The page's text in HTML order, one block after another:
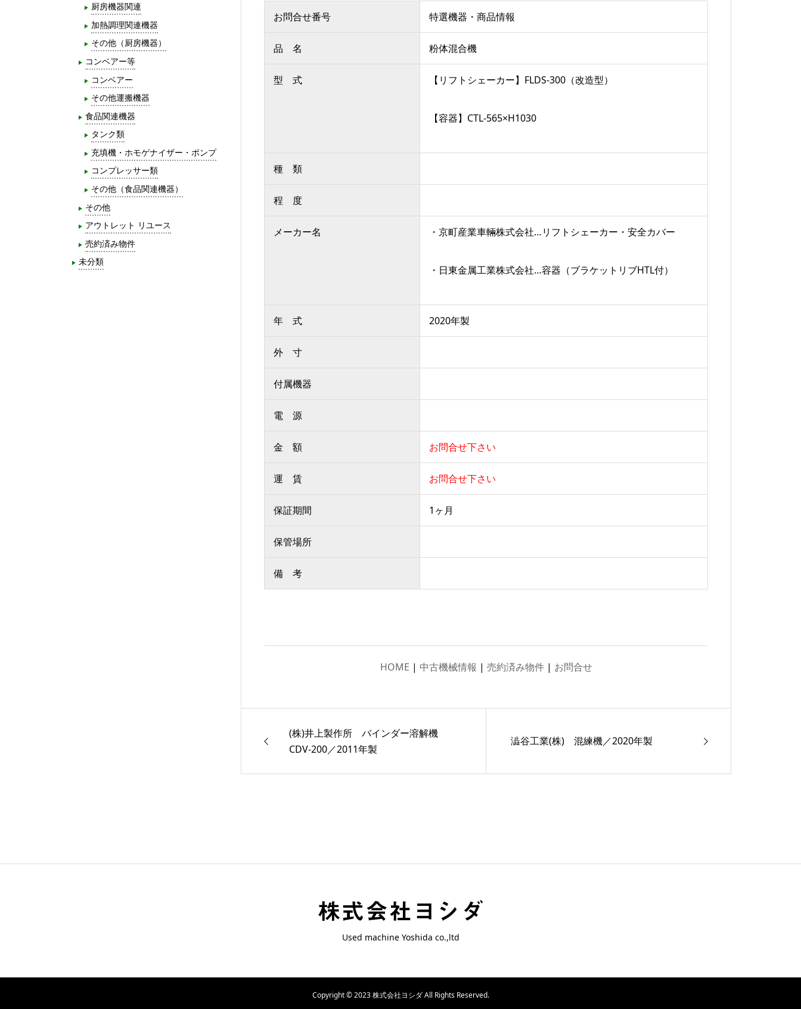
お問合せ番号 特選機器・商品情報
品 名 粉体混合機
型 式 【リフトシェーカー】FLDS-300（改造型）
【容器】CTL-565×H1030
種 類
程 度
メーカー名 ・京町産業車輛株式会社…リフトシェーカー・安全カバー
・日東金属工業株式会社…容器（ブラケットリブHTL付）
年 式 2020年製
外 寸
付属機器
電 源
金 額 お問合せ下さい
運 賃 お問合せ下さい
保証期間 1ヶ月
保管場所
備 考
HOME | 中古機械情報 | 売約済み物件| お問合せ
(株)井上製作所 バインダー溶解機
CDV-200／2011年製
澁谷工業(株) 混練機／2020年製
厨房機器関連
加熱調理関連機器
その他（厨房機器）
コンベアー等
コンベアー
その他運搬機器
食品関連機器
タンク類
充填機・ホモゲナイザー・ポンプ
コンプレッサー類
その他（食品関連機器）
その他
アウトレット リユース
売約済み物件
未分類
Used machine Yoshida co.,ltd
Copyright © 2023 株式会社ヨシダ All Rights Reserved.